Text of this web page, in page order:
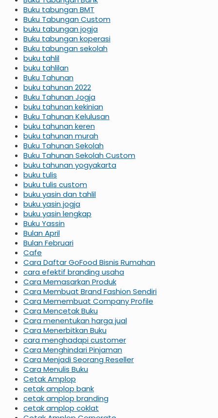
Buku tabungan BMT
Buku Tabungan Custom
buku tabungan jogja
Buku tabungan koperasi
Buku tabungan sekolah
buku tahlil
buku tahlilan
Buku Tahunan
buku tahunan 2022
Buku Tahunan Jogja
buku tahunan kekinian
Buku Tahunan Kelulusan
buku tahunan keren
buku tahunan murah
Buku Tahunan Sekolah
Buku Tahunan Sekolah Custom
buku tahunan yogyakarta
buku tulis
buku tulis custom
buku yasin dan tahlil
buku yasin jogja
buku yasin lengkap
Buku Yassin
Bulan April
Bulan Februari
Cafe
Cara Daftar GoFood Bisnis Rumahan
cara efektif branding usaha
Cara Memasarkan Produk
Cara Membuat Brand Fashion Sendiri
Cara Memembuat Company Profile
Cara Mencetak Buku
Cara menentukan harga jual
Cara Menerbitkan Buku
cara menghadapi customer
Cara Menghindari Pinjaman
Cara Menjadi Seorang Reseller
Cara Menulis Buku
Cetak Amplop
cetak amplop bank
cetak amplop branding
cetak amplop coklat